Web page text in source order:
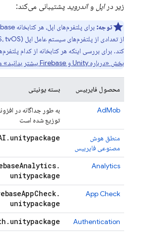
زیر دراپل واندروید پشتیبانی می‌کند:
توجه:
کند. برای بررسی اینکه هر کتابخانه از کدام
بخش «درباره Unity و Firebase بیشتر بدانید» مراجعه کنید
محصول فایربیس بسته یونیتی
AdMob به طور جداگانه در
توزیع شده است
منطق هوش
مصنوعی فایربیس
. unitypackage
Analytics
Analytics.
unitypackage
App Check
AppCheck.
unitypackage
Authentication
. unitypackage